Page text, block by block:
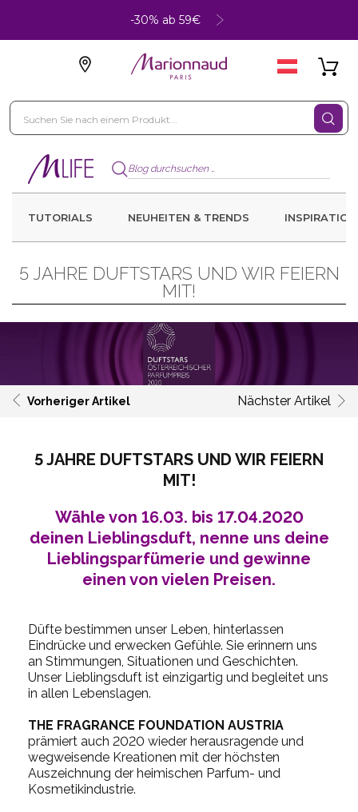
-30% ab 59€
TUTORIALS NEUHEITEN & TRENDS INSPIRATION
5 JAHRE DUFTSTARS UND WIR FEIERN
MIT!
Vorheriger Artikel Nächster Artikel
5 JAHRE DUFTSTARS UND WIR FEIERN
MIT!
Wähle von 16.03. bis 17.04.2020
deinen Lieblingsduft, nenne uns deine
Lieblingsparfümerie und gewinne
einen von vielen Preisen.
Düfte bestimmen unser Leben, hinterlassen
Eindrücke und erwecken Gefühle. Sie erinnern uns
an Stimmungen, Situationen und Geschichten.
Unser Lieblingsduft ist einzigartig und begleitet uns
in allen Lebenslagen.
THE FRAGRANCE FOUNDATION AUSTRIA
prämiert auch 2020 wieder herausragende und
wegweisende Kreationen mit der höchsten
Auszeichnung der heimischen Parfum- und
Kosmetikindustrie.